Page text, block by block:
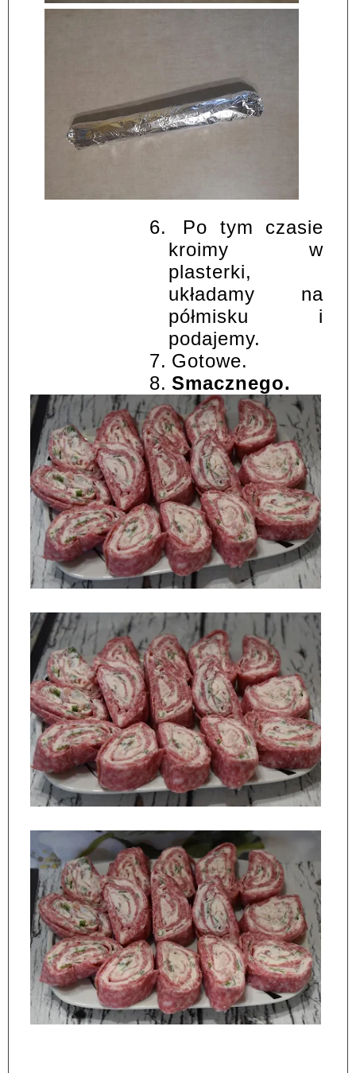
6.
Po tym czasie
kroimy w
plasterki,
układamy na
półmisku i
podajemy.
7. Gotowe.
8. Smacznego.